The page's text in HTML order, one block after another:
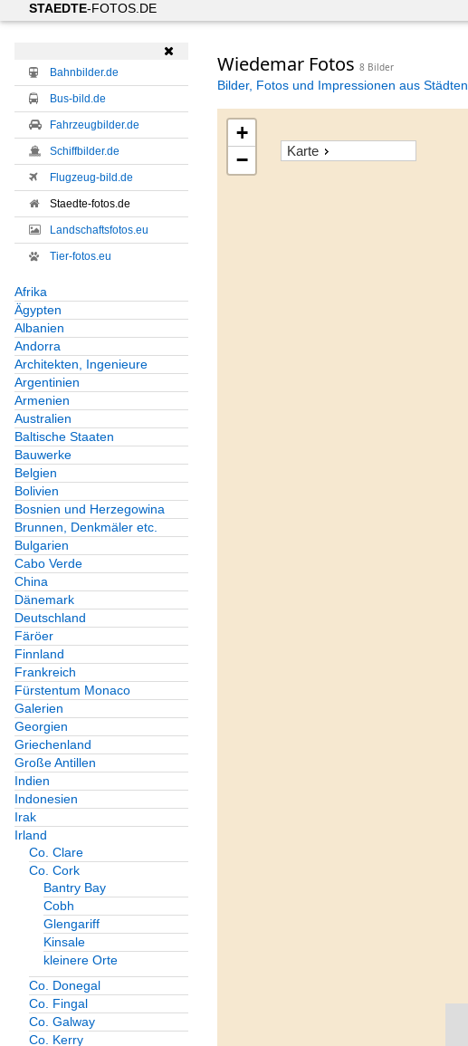
STAEDTE-FOTOS.DE

Bahnbilder.de
Bus-bild.de
Fahrzeugbilder.de
Schiffbilder.de
Flugzeug-bild.de
Staedte-fotos.de
Landschaftsfotos.eu
Tier-fotos.eu
Afrika
Ägypten
Albanien
Andorra
Architekten, Ingenieure
Argentinien
Armenien
Australien
Baltische Staaten
Bauwerke
Belgien
Bolivien
Bosnien und Herzegowina
Brunnen, Denkmäler etc.
Bulgarien
Cabo Verde
China
Dänemark
Deutschland
Färöer
Finnland
Frankreich
Fürstentum Monaco
Galerien
Georgien
Griechenland
Große Antillen
Indien
Indonesien
Irak
Irland
Co. Clare
Co. Cork
Bantry Bay
Cobh
Glengariff
Kinsale
kleinere Orte
Co. Donegal
Co. Fingal
Co. Galway
Co. Kerry
Wiedemar Fotos 8 Bilder
Bilder, Fotos und Impressionen aus Städten
Karte
+
−